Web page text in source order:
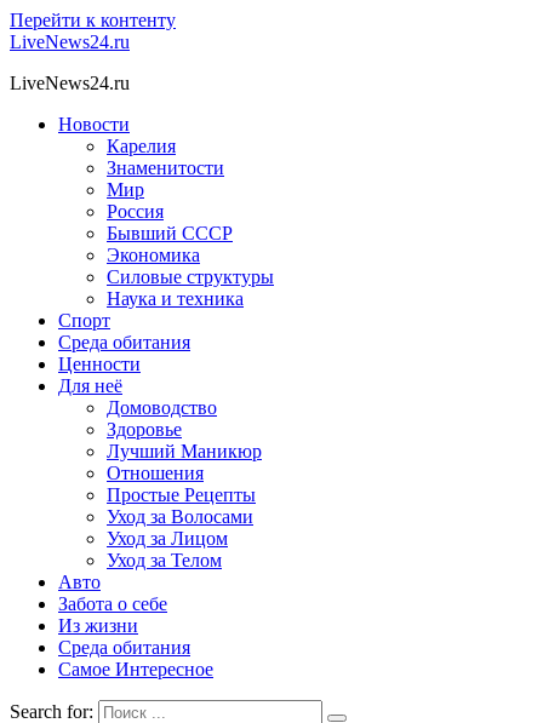
Перейти к контенту
LiveNews24.ru
LiveNews24.ru
Новости
Карелия
Знаменитости
Мир
Россия
Бывший СССР
Экономика
Силовые структуры
Наука и техника
Спорт
Среда обитания
Ценности
Для неё
Домоводство
Здоровье
Лучший Маникюр
Отношения
Простые Рецепты
Уход за Волосами
Уход за Лицом
Уход за Телом
Авто
Забота о себе
Из жизни
Среда обитания
Самое Интересное
Search for: